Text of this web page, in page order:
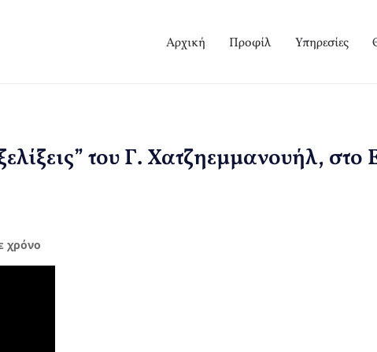
Αρχική Προφίλ Υπηρεσίες
του Γ. Χατζηεμμανουήλ, στο
χρόνο